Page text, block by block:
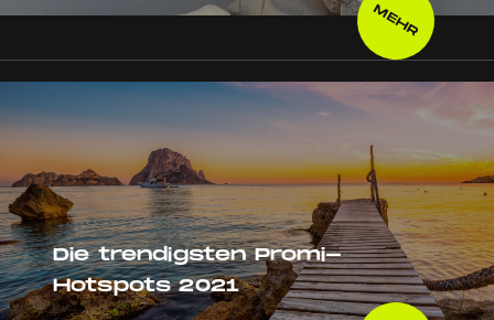
MEHR
Die trendigsten Promi-
Hotspots 2021